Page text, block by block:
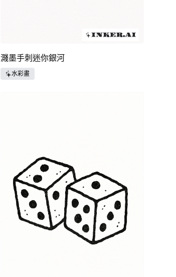
濺墨手刺迷你銀河
水彩畫